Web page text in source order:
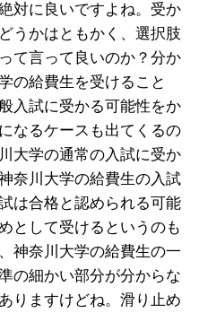
対に良いですよね。受か
うかはともかく、選択肢
て言って良いのか？分か
の給費生を受けること
入試に受かる可能性をか
なるケースも出てくるの
大学の通常の入試に受か
奈川大学の給費生の入試
は合格と認められる可能
として受けるというのも
神奈川大学の給費生の一
の細かい部分が分からな
りますけどね。滑り止め